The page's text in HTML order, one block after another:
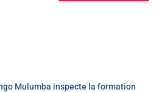
Mulumba inspecte la formation